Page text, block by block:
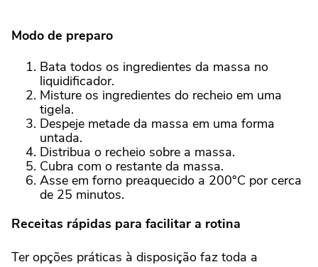
Modo de preparo
Bata todos os ingredientes da massa no
liquidificador.
Misture os ingredientes do recheio em uma
tigela.
Despeje metade da massa em uma forma
untada.
Distribua o recheio sobre a massa.
Cubra com o restante da massa.
Asse em forno preaquecido a 200°C por cerca
de 25 minutos.
Receitas rápidas para facilitar a rotina
Ter opções práticas à disposição faz toda a